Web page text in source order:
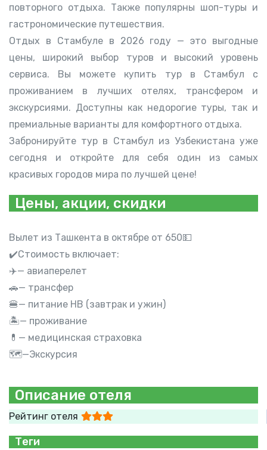
повторного отдыха. Также популярны шоп-туры и
гастрономические путешествия.
Отдых в Стамбуле в 2026 году — это выгодные
цены, широкий выбор туров и высокий уровень
сервиса. Вы можете купить тур в Стамбул с
проживанием в лучших отелях, трансфером и
экскурсиями. Доступны как недорогие туры, так и
премиальные варианты для комфортного отдыха.
Забронируйте тур в Стамбул из Узбекистана уже
сегодня и откройте для себя один из самых
красивых городов мира по лучшей цене!
Цены, акции, скидки
Вылет из Ташкента в октябре от 650💵
✔️Стоимость включает:
✈️— авиаперелет
🚗— трансфер
🍔— питание НВ (завтрак и ужин)
🏝— проживание
💊— медицинская страховка
🗺—Экскурсия
Описание отеля
Рейтинг отеля
Теги